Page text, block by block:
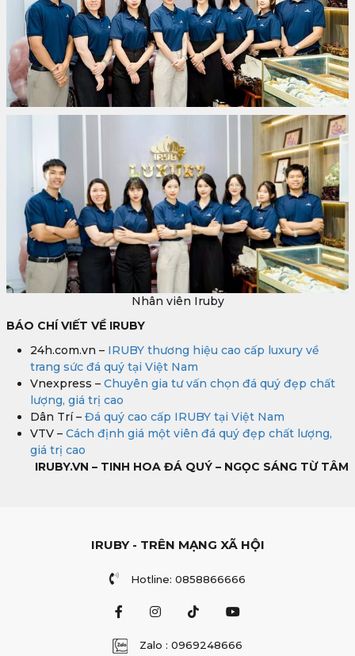
Nhân viên Iruby
BÁO CHÍ VIẾT VỀ IRUBY
24h.com.vn – IRUBY thương hiệu cao cấp luxury về
trang sức đá quý tại Việt Nam
Vnexpress – Chuyên gia tư vấn chọn đá quý đẹp chất
lượng, giá trị cao
Dân Trí – Đá quý cao cấp IRUBY tại Việt Nam
VTV – Cách định giá một viên đá quý đẹp chất lượng,
giá trị cao
IRUBY.VN – TINH HOA ĐÁ QUÝ – NGỌC SÁNG TỪ TÂM
IRUBY - TRÊN MẠNG XÃ HỘI
Hotline: 0858866666
Zalo : 0969248666